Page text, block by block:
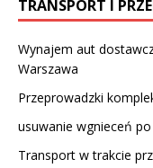
TRANSPORT I
Wynajem aut
Warszawa
Przeprowadzki
usuwanie wgnieceń
Transport w trakcie